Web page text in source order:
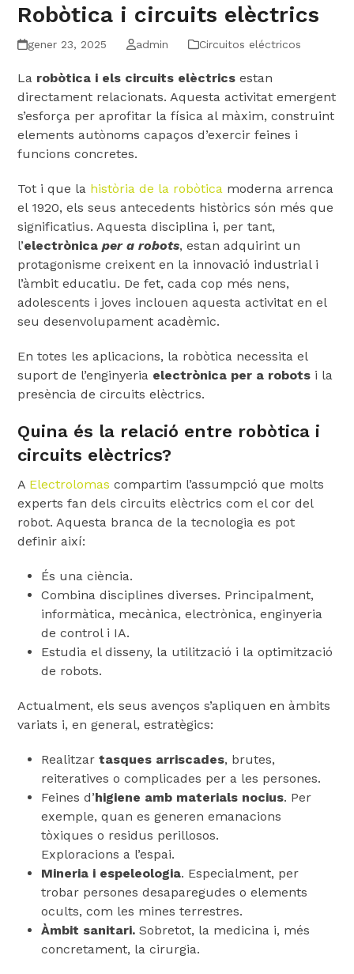
Robòtica i circuits elèctrics
gener 23, 2025 admin Circuitos eléctricos
La robòtica i els circuits elèctrics estan
directament relacionats. Aquesta activitat emergent
s’esforça per aprofitar la física al màxim, construint
elements autònoms capaços d’exercir feines i
funcions concretes.
Tot i que la història de la robòtica moderna arrenca
el 1920, els seus antecedents històrics són més que
significatius. Aquesta disciplina i, per tant,
l’electrònicaper a robots, estan adquirint un
protagonisme creixent en la innovació industrial i
l’àmbit educatiu. De fet, cada cop més nens,
adolescents i joves inclouen aquesta activitat en el
seu desenvolupament acadèmic.
En totes les aplicacions, la robòtica necessita el
suport de l’enginyeria electrònica per a robots i la
presència de circuits elèctrics.
Quina és la relació entre robòtica i
circuits elèctrics?
A Electrolomas compartim l’assumpció que molts
experts fan dels circuits elèctrics com el cor del
robot. Aquesta branca de la tecnologia es pot
definir així:
És una ciència.
Combina disciplines diverses. Principalment,
informàtica, mecànica, electrònica, enginyeria
de control i IA.
Estudia el disseny, la utilització i la optimització
de robots.
Actualment, els seus avenços s’apliquen en àmbits
variats i, en general, estratègics:
Realitzartasques arriscades, brutes,
reiteratives o complicades per a les persones.
Feines d’higiene amb materials nocius. Per
exemple, quan es generen emanacions
tòxiques o residus perillosos.
Exploracions a l’espai.
Mineria i espeleologia. Especialment, per
trobar persones desaparegudes o elements
ocults, com les mines terrestres.
Àmbit sanitari. Sobretot, la medicina i, més
concretament, la cirurgia.